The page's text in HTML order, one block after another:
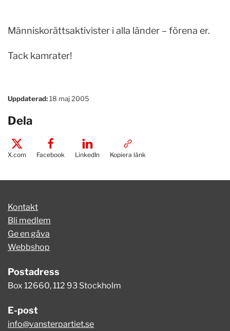
Människorättsaktivister i alla länder – förena er.
Tack kamrater!
Uppdaterad:18 maj 2005
Dela
X.com Facebook LinkedIn Kopiera länk
Kontakt
Bli medlem
Ge en gåva
Webbshop
Postadress
Box 12660, 112 93 Stockholm
E-post
info@vansterpartiet.se